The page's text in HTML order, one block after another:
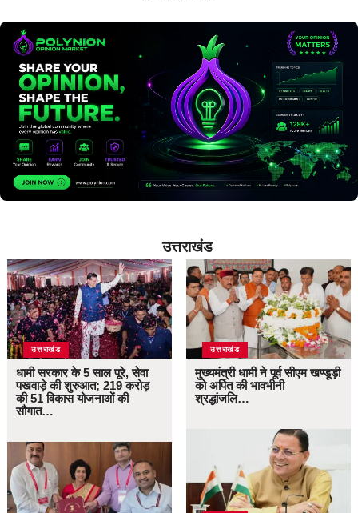
उत्तराखंड
उत्तराखंड
धामी सरकार के 5 साल पूरे, सेवा
पखवाड़े की शुरुआत; 219 करोड़
की 51 विकास योजनाओं की
सौगात…
उत्तराखंड
मुख्यमंत्री धामी ने पूर्व सीएम खण्डूड़ी
को अर्पित की भावभीनी
श्रद्धांजलि…